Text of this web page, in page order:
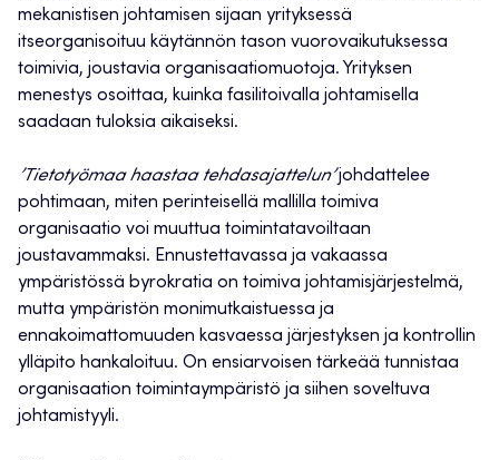
mekanistisen johtamisen sijaan yrityksessä
itseorganisoituu käytännön tason vuorovaikutuksessa
toimivia, joustavia organisaatiomuotoja. Yrityksen
menestys osoittaa, kuinka fasilitoivalla johtamisella
saadaan tuloksia aikaiseksi.
’Tietotyömaa haastaa tehdasajattelun’johdattelee
pohtimaan, miten perinteisellä mallilla toimiva
organisaatio voi muuttua toimintatavoiltaan
joustavammaksi. Ennustettavassa ja vakaassa
ympäristössä byrokratia on toimiva johtamisjärjestelmä,
mutta ympäristön monimutkaistuessa ja
ennakoimattomuuden kasvaessa järjestyksen ja kontrollin
ylläpito hankaloituu. On ensiarvoisen tärkeää tunnistaa
organisaation toimintaympäristö ja siihen soveltuva
johtamistyyli.